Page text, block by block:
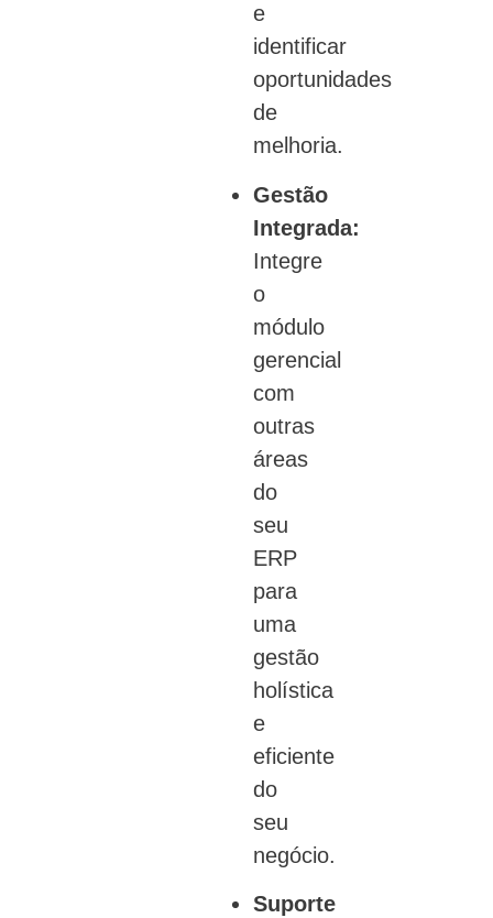
e
identificar
oportunidades
de
melhoria.
Gestão
Integrada:
Integre
o
módulo
gerencial
com
outras
áreas
do
seu
ERP
para
uma
gestão
holística
e
eficiente
do
seu
negócio.
Suporte